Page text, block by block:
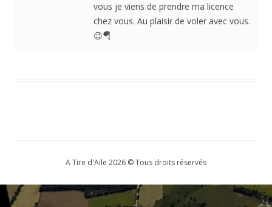
vous je viens de prendre ma licence
chez vous. Au plaisir de voler avec vous.
😉🪂
A Tire d'Aile 2026 © Tous droits réservés